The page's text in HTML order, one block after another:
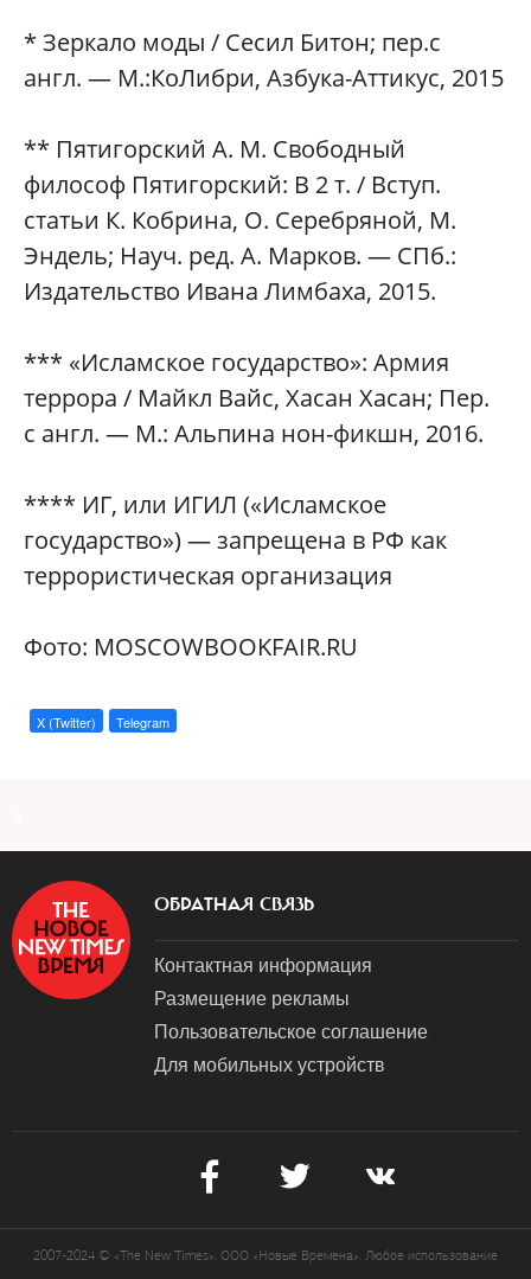
* Зеркало моды / Сесил Битон; пер.с
англ. — М.:КоЛибри, Азбука-Аттикус, 2015
** Пятигорский А. М. Свободный
философ Пятигорский: В 2 т. / Вступ.
статьи К. Кобрина, О. Серебряной, М.
Эндель; Науч. ред. А. Марков. — СПб.:
Издательство Ивана Лимбаха, 2015.
*** «Исламское государство»: Армия
террора / Майкл Вайс, Хасан Хасан; Пер.
с англ. — М.: Альпина нон-фикшн, 2016.
**** ИГ, или ИГИЛ («Исламское
государство») — запрещена в РФ как
террористическая организация
Фото: MOSCOWBOOKFAIR.RU
X (Twitter) Telegram
ОБРАТНАЯ СВЯЗЬ
Контактная информация
Размещение рекламы
Пользовательское соглашение
Для мобильных устройств
2007-2024 © «The New Times». ООО «Новые Времена». Любое использование